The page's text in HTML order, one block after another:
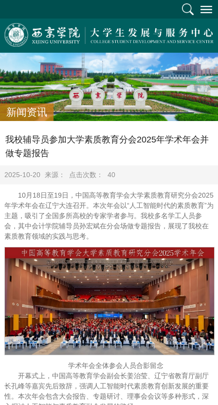
新闻资讯
我校辅导员参加大学素质教育分会2025年学术年会并
做专题报告
2025-10-20 来源： 点击次数： 40
10月18日至19日，中国高等教育学会大学素质教育研究分会2025
年学术年会在辽宁大连召开。本次年会以“人工智能时代的素质教育”为
主题，吸引了全国多所高校的专家学者参与。我校多名学工人员参
会，其中会计学院辅导员孙宏斌在分会场做专题报告，展现了我校在
素质教育领域的实践与思考。
学术年会全体参会人员合影留念
开幕式上，中国高等教育学会副会长姜治莹、辽宁省教育厅副厅
长孔峰等嘉宾先后致辞，强调人工智能时代素质教育创新发展的重要
性。本次年会包含大会报告、专题研讨、理事会会议等多种形式，深